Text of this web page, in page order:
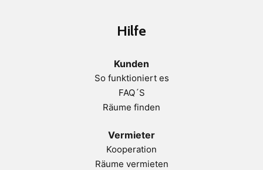
Hilfe
Kunden
So funktioniert es
FAQ´S
Räume finden
Vermieter
Kooperation
Räume vermieten